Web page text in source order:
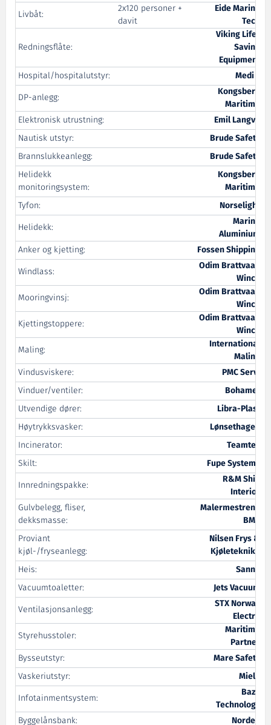
Livbåt:
2x120 personer +
davit
Eide Marine
Tech
Redningsflåte:
Viking Life-
Saving
Equipment
Hospital/hospitalutstyr:
Medi 3
DP-anlegg:
Kongsberg
Maritime
Elektronisk utrustning:
Emil Langva
Nautisk utstyr:
Brude Safety
Brannslukkeanlegg:
Brude Safety
Helidekk
monitoringsystem:
Kongsberg
Maritime
Tyfon:
Norselight
Helidekk:
Marine
Aluminium
Anker og kjetting:
Fossen Shipping
Windlass:
Odim Brattvaag
Winch
Mooringvinsj:
Odim Brattvaag
Winch
Kjettingstoppere:
Odim Brattvaag
Winch
Maling:
International
Maling
Vindusviskere:
PMC Servi
Vinduer/ventiler:
Bohamet
Utvendige dører:
Libra-Plast
Høytrykksvasker:
Lønsethagen
Incinerator:
Teamtec
Skilt:
Fupe Systems
Innredningspakke:
R&M Ship
Interior
Gulvbelegg, fliser,
dekksmasse:
Malermestrene
BMV
Proviant
kjøl-/fryseanlegg:
Nilsen Frys &
Kjøleteknikk
Heis:
Sanne
Vacuumtoaletter:
Jets Vacuum
Ventilasjonsanlegg:
STX Norway
Electro
Styrehusstoler:
Maritime
Partner
Bysseutstyr:
Mare Safety
Vaskeriutstyr:
Miele
Infotainmentsystem:
Baze
Technology
Byggelånsbank:
Nordea